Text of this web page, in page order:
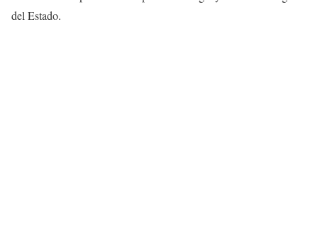
del Estado.